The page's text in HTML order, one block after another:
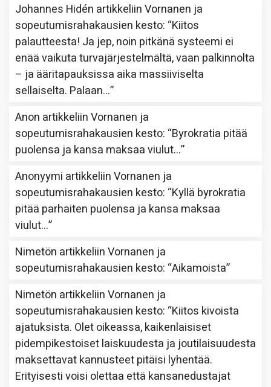
Johannes Hidén artikkeliinVornanen ja
sopeutumisrahakausien kesto: “Kiitos
palautteesta! Ja jep, noin pitkänä systeemi ei
enää vaikuta turvajärjestelmältä, vaan palkinnolta
– ja ääritapauksissa aika massiiviselta
sellaiselta. Palaan…”
Anon artikkeliinVornanen ja
sopeutumisrahakausien kesto: “Byrokratia pitää
puolensa ja kansa maksaa viulut…”
Anonyymi artikkeliinVornanen ja
sopeutumisrahakausien kesto: “Kyllä byrokratia
pitää parhaiten puolensa ja kansa maksaa
viulut…”
Nimetön artikkeliinVornanen ja
sopeutumisrahakausien kesto: “Aikamoista”
Nimetön artikkeliinVornanen ja
sopeutumisrahakausien kesto: “Kiitos kivoista
ajatuksista. Olet oikeassa, kaikenlaisiset
pidempikestoiset laiskuudesta ja joutilaisuudesta
maksettavat kannusteet pitäisi lyhentää.
Erityisesti voisi olettaa että kansanedustajat